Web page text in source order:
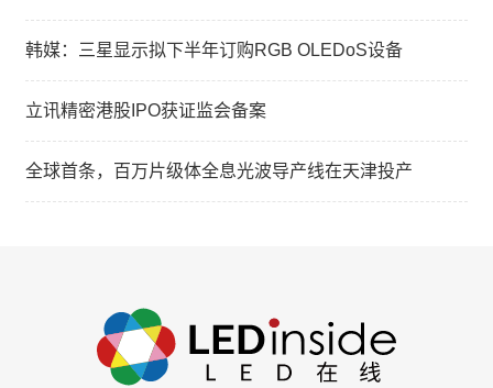
韩媒：三星显示拟下半年订购RGB OLEDoS设备
立讯精密港股IPO获证监会备案
全球首条，百万片级体全息光波导产线在天津投产